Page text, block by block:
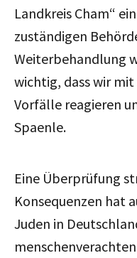
Landkreis Cham“
zuständigen
Weiterbehandlung
wichtig, dass wir
Vorfälle reagieren
Spaenle.
Eine Überprüfung
Konsequenzen hat
Juden in